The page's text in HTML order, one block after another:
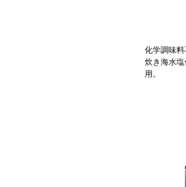
化学調味
炊き海水
用。